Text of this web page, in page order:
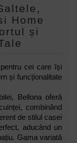
Home
și
cei care își
și funcționalitate
Bellona oferă
combinând
de stilul casei
aducând un
Gama variată